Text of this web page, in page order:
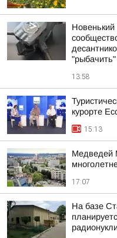
Новенький
13:58
курорте
15:13
Медведей
17:07
На базе